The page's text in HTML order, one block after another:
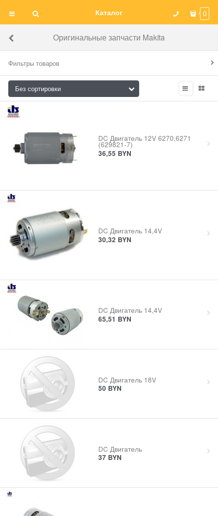
Каталог 0
Оригинальные запчасти Makita
Фильтры товаров
DC Двигатель 12V 6270,6271
(629821-7)
36,55 BYN
DC Двигатель 14,4V
30,32 BYN
DC Двигатель 14,4V
65,51 BYN
DC Двигатель 18V
50 BYN
DC Двигатель
37 BYN